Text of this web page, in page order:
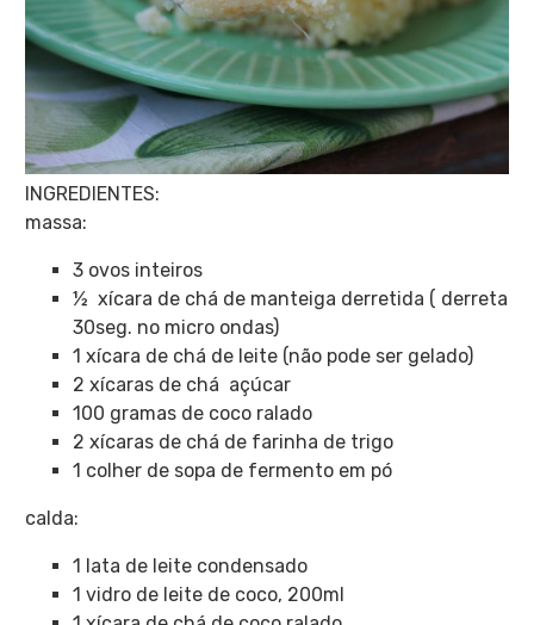
INGREDIENTES:
massa:
3 ovos inteiros
½ xícara de chá de manteiga derretida ( derreta
30seg. no micro ondas)
1 xícara de chá de leite (não pode ser gelado)
2 xícaras de chá açúcar
100 gramas de coco ralado
2 xícaras de chá de farinha de trigo
1 colher de sopa de fermento em pó
calda:
1 lata de leite condensado
1 vidro de leite de coco, 200ml